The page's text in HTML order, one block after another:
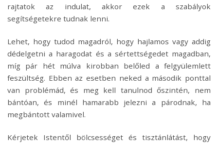
rajtatok az indulat, akkor ezek a szabályok
segítségetekre tudnak lenni.
Lehet, hogy tudod magadról, hogy hajlamos vagy addig
dédelgetni a haragodat és a sértettségedet magadban,
míg pár hét múlva kirobban belőled a felgyülemlett
feszültség. Ebben az esetben neked a második ponttal
van problémád, és meg kell tanulnod őszintén, nem
bántóan, és minél hamarabb jelezni a párodnak, ha
megbántott valamivel.
Kérjetek Istentől bölcsességet és tisztánlátást, hogy